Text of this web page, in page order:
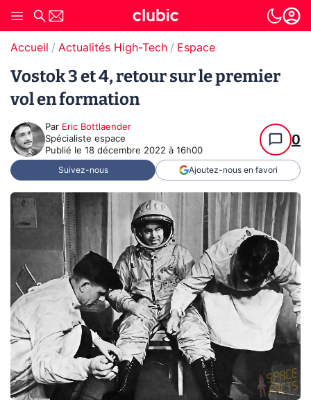
Accueil Actualités High-Tech Espace
Vostok 3 et 4, retour sur le premier
vol en formation
Par Eric Bottlaender
Spécialiste espace
Publié le 18 décembre 2022 à 16h00
0
Suivez-nous Ajoutez-nous en favori